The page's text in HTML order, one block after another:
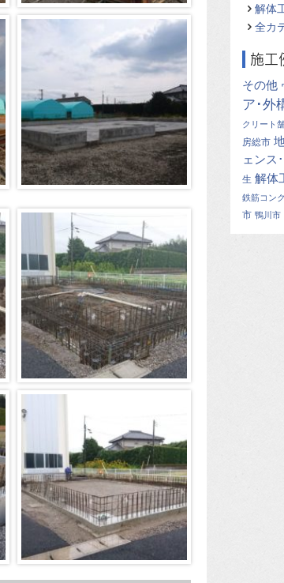
解体
全カ
施工
その他
ア･外
クリート
房総市
ェンス
生 解体
鉄筋コン
市 鴨川市